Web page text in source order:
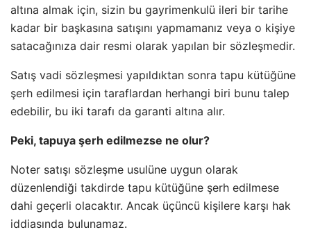
altına almak için, sizin bu gayrimenkulü ileri bir tarihe
kadar bir başkasına satışını yapmamanız veya o kişiye
satacağınıza dair resmi olarak yapılan bir sözleşmedir.
Satış vadi sözleşmesi yapıldıktan sonra tapu kütüğüne
şerh edilmesi için taraflardan herhangi biri bunu talep
edebilir, bu iki tarafı da garanti altına alır.
Peki, tapuya şerh edilmezse ne olur?
Noter satışı sözleşme usulüne uygun olarak
düzenlendiği takdirde tapu kütüğüne şerh edilmese
dahi geçerli olacaktır. Ancak üçüncü kişilere karşı hak
iddiasında bulunamaz.